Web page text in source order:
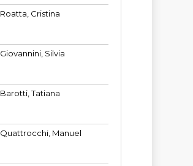
Roatta, Cristina
Giovannini, Silvia
Barotti, Tatiana
Quattrocchi, Manuel